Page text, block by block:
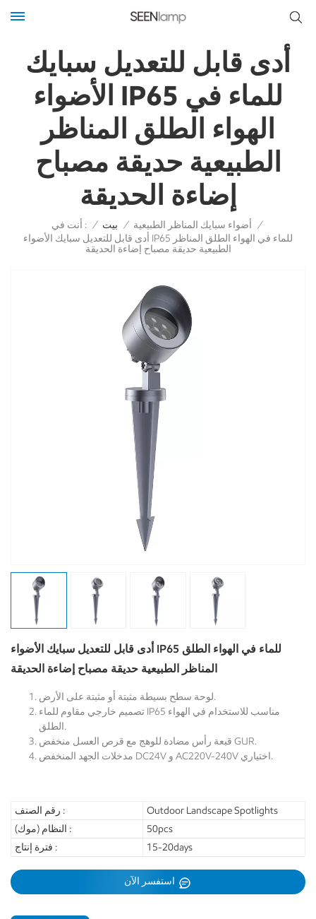
أدى قابل للتعديل سبايك
الأضواء IP65 للماء في
الهواء الطلق المناظر
الطبيعية حديقة مصباح
إضاءة الحديقة
أنت في : / بيت / أضواء سبايك المناظر الطبيعية /
أدى قابل للتعديل سبايك الأضواء IP65 للماء في الهواء الطلق المناظر
الطبيعية حديقة مصباح إضاءة الحديقة
أدى قابل للتعديل سبايك الأضواء IP65 للماء في الهواء الطلق
المناظر الطبيعية حديقة مصباح إضاءة الحديقة
لوحة سطح بسيطة مثبتة أو مثبتة على الأرض.
تصميم خارجي مقاوم للماء IP65 مناسب للاستخدام في الهواء
الطلق.
قبعة رأس مضادة للوهج مع قرص العسل منخفض GUR.
مدخلات الجهد المنخفض DC24V و AC220V-240V اختياري.
رقم الصنف :
Outdoor Landscape Spotlights
النظام (موك) :
50pcs
فترة إنتاج :
15-20days